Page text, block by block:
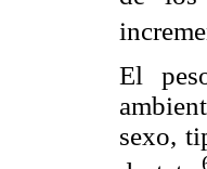
El
sexo,